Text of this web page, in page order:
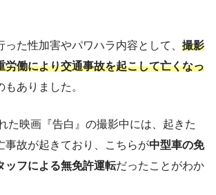
た性加害やパワハラ内容として、 撮影
労働により交通事故を起こして亡くなっ
もありました。
た映画『告白』の撮影中には、起きた
事故が起きており、こちらが中型車の免
ッフによる無免許運転だったことがわか